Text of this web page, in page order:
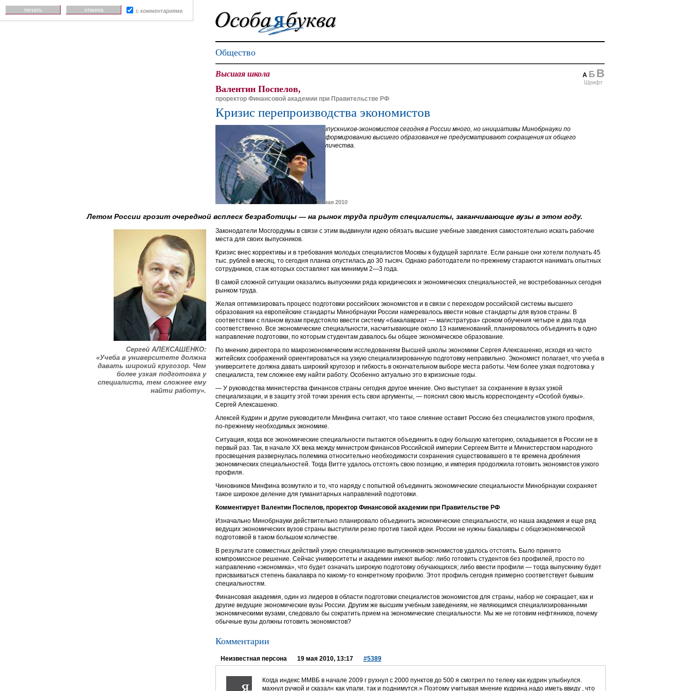
Общество
А Б В
Шрифт
Высшая школа
Валентин Поспелов,
проректор Финансовой академии при Правительстве РФ
Кризис перепроизводства экономистов
Выпускников-экономистов сегодня в России много, но инициативы Минобрнауки по
реформированию высшего образования не предусматривают сокращения их общего
количества.
19 мая 2010
Летом России грозит очередной всплеск безработицы — на рынок труда придут специалисты, заканчивающие вузы в этом году.
Сергей АЛЕКСАШЕНКО:
«Учеба в университете должна
давать широкий кругозор. Чем
более узкая подготовка у
специалиста, тем сложнее ему
найти работу».
Законодатели Мосгордумы в связи с этим выдвинули идею обязать высшие учебные заведения самостоятельно искать рабочие
места для своих выпускников.
Кризис внес коррективы и в требования молодых специалистов Москвы к будущей зарплате. Если раньше они хотели получать 45
тыс. рублей в месяц, то сегодня планка опустилась до 30 тысяч. Однако работодатели по-прежнему стараются нанимать опытных
сотрудников, стаж которых составляет как минимум 2—3 года.
В самой сложной ситуации оказались выпускники ряда юридических и экономических специальностей, не востребованных сегодня
рынком труда.
Желая оптимизировать процесс подготовки российских экономистов и в связи с переходом российской системы высшего
образования на европейские стандарты Минобрнауки России намеревалось ввести новые стандарты для вузов страны. В
соответствии с планом вузам предстояло ввести систему «бакалавриат — магистратура» сроком обучения четыре и два года
соответственно. Все экономические специальности, насчитывающие около 13 наименований, планировалось объединить в одно
направление подготовки, по которым студентам давалось бы общее экономическое образование.
По мнению директора по макроэкономическим исследованиям Высшей школы экономики Сергея Алексашенко, исходя из чисто
житейских соображений ориентироваться на узкую специализированную подготовку неправильно. Экономист полагает, что учеба в
университете должна давать широкий кругозор и гибкость в окончательном выборе места работы. Чем более узкая подготовка у
специалиста, тем сложнее ему найти работу. Особенно актуально это в кризисные годы.
— У руководства министерства финансов страны сегодня другое мнение. Оно выступает за сохранение в вузах узкой
специализации, и в защиту этой точки зрения есть свои аргументы, — пояснил свою мысль корреспонденту «Особой буквы».
Сергей Алексашенко.
Алексей Кудрин и другие руководители Минфина считают, что такое слияние оставит Россию без специалистов узкого профиля,
по-прежнему необходимых экономике.
Ситуация, когда все экономические специальности пытаются объединить в одну большую категорию, складывается в России не в
первый раз. Так, в начале ХХ века между министром финансов Российской империи Сергеем Витте и Министерством народного
просвещения развернулась полемика относительно необходимости сохранения существовавшего в те времена дробления
экономических специальностей. Тогда Витте удалось отстоять свою позицию, и империя продолжила готовить экономистов узкого
профиля.
Чиновников Минфина возмутило и то, что наряду с попыткой объединить экономические специальности Минобрнауки сохраняет
такое широкое деление для гуманитарных направлений подготовки.
Комментирует Валентин Поспелов, проректор Финансовой академии при Правительстве РФ
Изначально Минобрнауки действительно планировало объединить экономические специальности, но наша академия и еще ряд
ведущих экономических вузов страны выступили резко против такой идеи. России не нужны бакалавры с общеэкономической
подготовкой в таком большом количестве.
В результате совместных действий узкую специализацию выпускников-экономистов удалось отстоять. Было принято
компромиссное решение. Сейчас университеты и академии имеют выбор: либо готовить студентов без профилей, просто по
направлению «экономика», что будет означать широкую подготовку обучающихся; либо ввести профили — тогда выпускнику будет
присваиваться степень бакалавра по какому-то конкретному профилю. Этот профиль сегодня примерно соответствует бывшим
специальностям.
Финансовая академия, один из лидеров в области подготовки специалистов экономистов для страны, набор не сокращает, как и
другие ведущие экономические вузы России. Другим же высшим учебным заведениям, не являющимся специализированными
экономическими вузами, следовало бы сократить прием на экономические специальности. Мы же не готовим нефтяников, почему
обычные вузы должны готовить экономистов?
Комментарии
Неизвестная персона 19 мая 2010, 13:17 #5389
Когда индекс ММВБ в начале 2009 г рухнул с 2000 пунктов до 500 я смотрел по телеку как кудрин улыбнулся.
махнул ручкой и сказал« как упали. так и поднимутся.» Поэтому учитывая мнение кудрина.надо иметь ввиду , что
печать отмена с комментариями